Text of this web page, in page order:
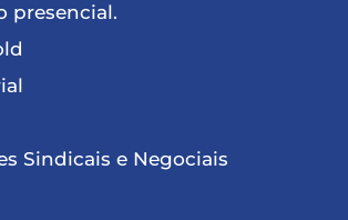
presencial.
Sindicais e Negociais